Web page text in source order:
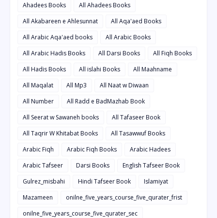
Ahadees Books
All Ahadees Books
All Akabareen e Ahlesunnat
All Aqa'aed Books
All Arabic Aqa'aed books
All Arabic Books
All Arabic Hadis Books
All Darsi Books
All Fiqh Books
All Hadis Books
All islahi Books
All Maahname
All Maqalat
All Mp3
All Naat w Diwaan
All Number
All Radd e BadMazhab Book
All Seerat w Sawaneh books
All Tafaseer Book
All Taqrir W Khitabat Books
All Tasawwuf Books
Arabic Fiqh
Arabic Fiqh Books
Arabic Hadees
Arabic Tafseer
Darsi Books
English Tafseer Book
Gulrez_misbahi
Hindi Tafseer Book
Islamiyat
Mazameen
onilne_five_years_course_five_qurater_frist
onilne_five_years_course_five_qurater_sec